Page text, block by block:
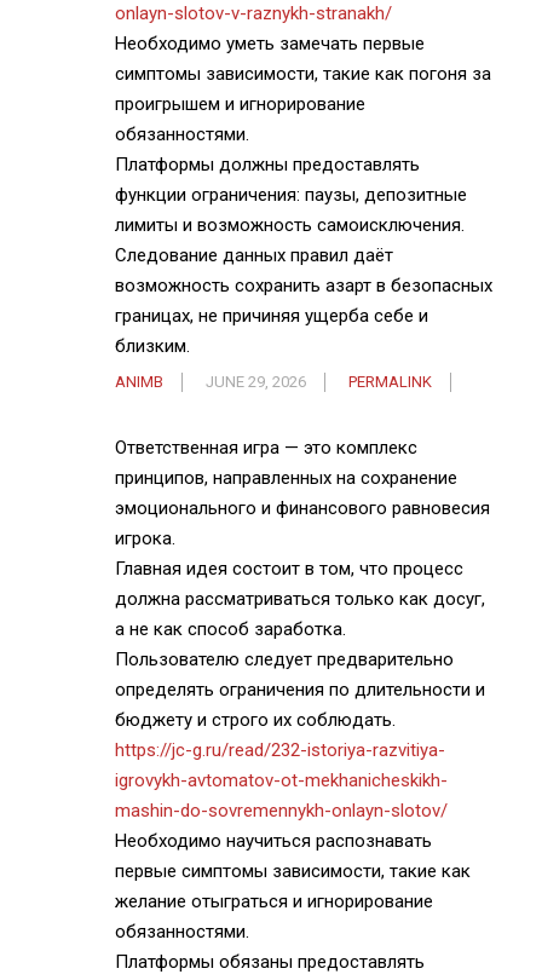
onlayn-slotov-v-raznykh-stranakh/
Необходимо уметь замечать первые
симптомы зависимости, такие как погоня за
проигрышем и игнорирование
обязанностями.
Платформы должны предоставлять
функции ограничения: паузы, депозитные
лимиты и возможность самоисключения.
Следование данных правил даёт
возможность сохранить азарт в безопасных
границах, не причиняя ущерба себе и
близким.
ANIMB JUNE 29, 2026 PERMALINK
Ответственная игра — это комплекс
принципов, направленных на сохранение
эмоционального и финансового равновесия
игрока.
Главная идея состоит в том, что процесс
должна рассматриваться только как досуг,
а не как способ заработка.
Пользователю следует предварительно
определять ограничения по длительности и
бюджету и строго их соблюдать.
https://jc-g.ru/read/232-istoriya-razvitiya-
igrovykh-avtomatov-ot-mekhanicheskikh-
mashin-do-sovremennykh-onlayn-slotov/
Необходимо научиться распознавать
первые симптомы зависимости, такие как
желание отыграться и игнорирование
обязанностями.
Платформы обязаны предоставлять